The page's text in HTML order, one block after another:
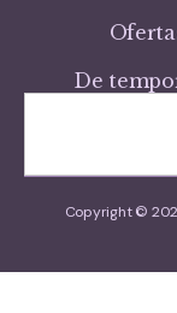
De
Copyright ©